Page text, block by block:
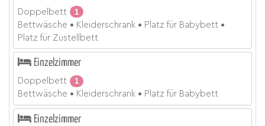
Doppelbett
1
Bettwäsche
Kleiderschrank
Platz für Babybett
Platz für Zustellbett
Einzelzimmer
Doppelbett
1
Bettwäsche
Kleiderschrank Platz für Babybett
Einzelzimmer